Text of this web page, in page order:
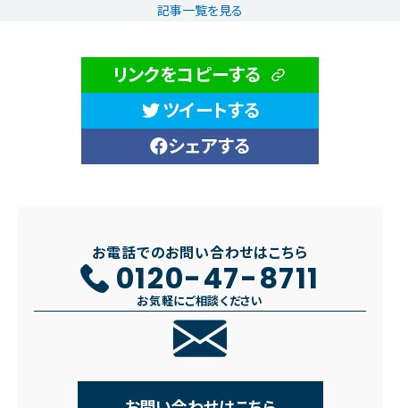
記事一覧を見る
リンクをコピーする
ツイートする
シェアする
お電話でのお問い合わせはこちら
0120-47-8711
お気軽にご相談ください